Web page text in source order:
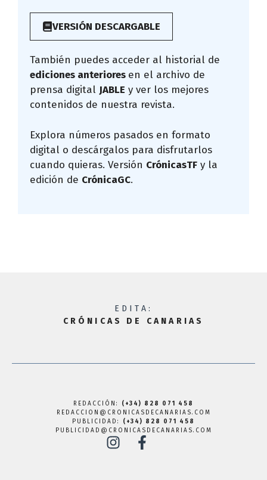
VERSIÓN DESCARGABLE
También puedes acceder al historial de
ediciones anteriores en el archivo de
prensa digital JABLE y ver los mejores
contenidos de nuestra revista.
Explora números pasados en formato
digital o descárgalos para disfrutarlos
cuando quieras. Versión CrónicasTF y la
edición de CrónicaGC.
EDITA:
CRÓNICAS DE CANARIAS
REDACCIÓN: (+34) 828 071 458
REDACCION@CRONICASDECANARIAS.COM
PUBLICIDAD: (+34) 828 071 458
PUBLICIDAD@CRONICASDECANARIAS.COM